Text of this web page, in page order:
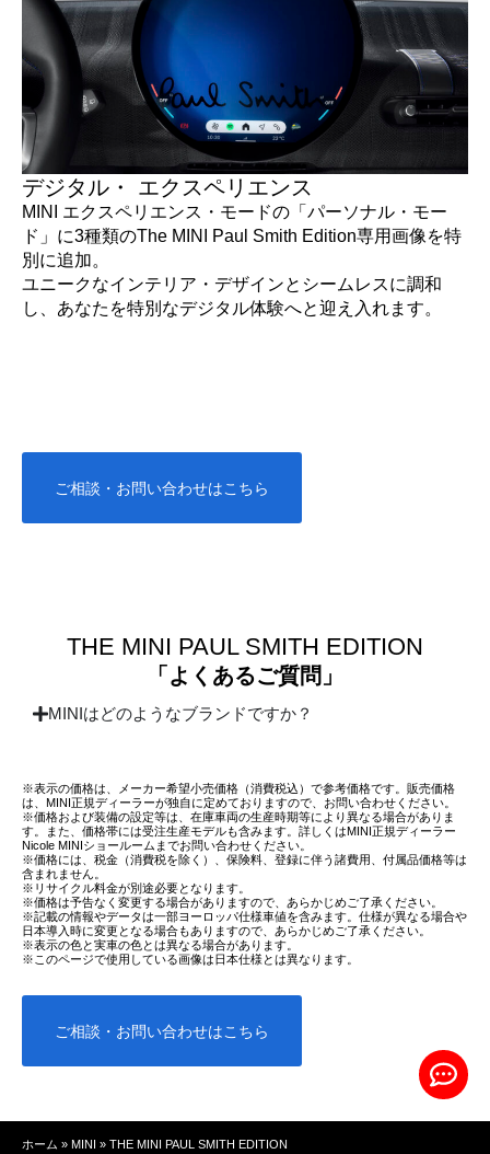
デジタル・ エクスペリエンス
MINI エクスペリエンス・モードの「パーソナル・モー
ド」に3種類のThe MINI Paul Smith Edition専用画像を特
別に追加。
ユニークなインテリア・デザインとシームレスに調和
し、あなたを特別なデジタル体験へと迎え入れます。
ご相談・お問い合わせはこちら
THE MINI PAUL SMITH EDITION
「よくあるご質問」
MINIはどのようなブランドですか？
※表示の価格は、メーカー希望小売価格（消費税込）で参考価格です。販売価格
は、MINI正規ディーラーが独自に定めておりますので、お問い合わせください。
※価格および装備の設定等は、在庫車両の生産時期等により異なる場合がありま
す。また、価格帯には受注生産モデルも含みます。詳しくはMINI正規ディーラー
Nicole MINIショールームまでお問い合わせください。
※価格には、税金（消費税を除く）、保険料、登録に伴う諸費用、付属品価格等は
含まれません。
※リサイクル料金が別途必要となります。
※価格は予告なく変更する場合がありますので、あらかじめご了承ください。
※記載の情報やデータは一部ヨーロッパ仕様車値を含みます。仕様が異なる場合や
日本導入時に変更となる場合もありますので、あらかじめご了承ください。
※表示の色と実車の色とは異なる場合があります。​
※このページで使用している画像は日本仕様とは異なります。
ご相談・お問い合わせはこちら
ホーム » MINI » THE MINI PAUL SMITH EDITION